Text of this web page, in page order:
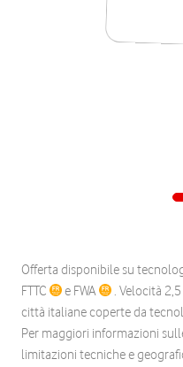
Offerta disponibile su
FTTC
e FWA
. Velocità
città italiane coperte da
Per maggiori informazioni
limitazioni tecniche e